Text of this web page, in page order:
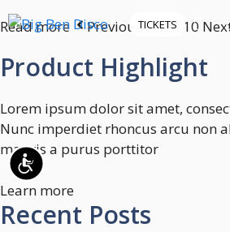
Tingueu
en
que
lloc
web
inclou
un
sistema
d’accessibilitat.
Accessibilitat
TICKETS
Read more Previous 1 2 … 10
Product Highlight
Lorem ipsum dolor sit amet,
Nunc imperdiet rhoncus arcu non
mauris a purus porttitor
Learn more
Recent Posts